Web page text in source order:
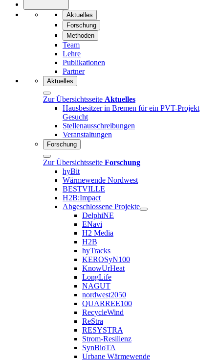
Aktuelles
Forschung
Methoden
Team
Lehre
Publikationen
Partner
Aktuelles
Zur Übersichtsseite Aktuelles
Hausbesitzer in Bremen für ein PVT-Projekt
Gesucht
Stellenausschreibungen
Veranstaltungen
Forschung
Zur Übersichtsseite Forschung
hyBit
Wärmewende Nordwest
BESTVILLE
H2B:Impact
Abgeschlossene Projekte
DelphiNE
ENavi
H2 Media
H2B
hyTracks
KEROSyN100
KnowUrHeat
LongLife
NAGUT
nordwest2050
QUARREE100
RecycleWind
ReStra
RESYSTRA
Strom-Resilienz
SynBioTA
Urbane Wärmewende